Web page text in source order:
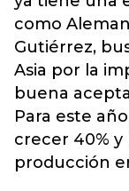
como
Gutiérrez,
Asia por la
buena
Para este
crecer 40%
producción